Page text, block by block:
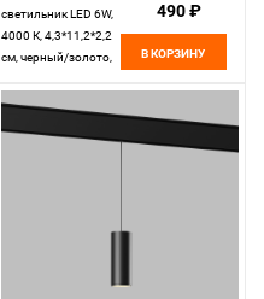
светильник LED 6W,
4000 К, 4,3*11,2*2,2
см, черный/золото,
Magnetic 85101/01
490 ₽
В КОРЗИНУ